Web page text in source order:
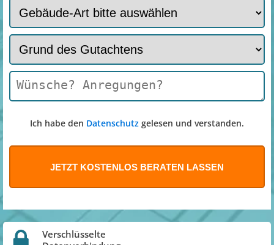
Ich habe den Datenschutz gelesen und verstanden.
Verschlüsselte